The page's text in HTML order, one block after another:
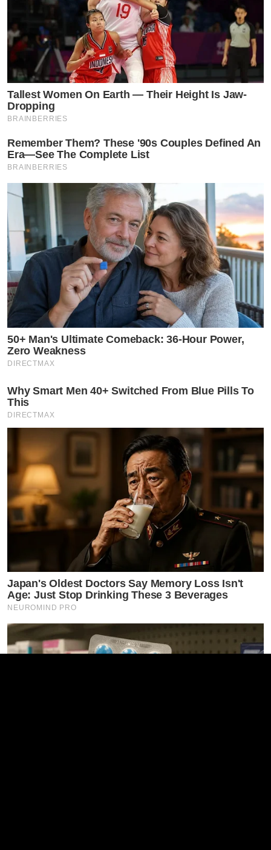
Tallest Women On Earth — Their Height Is Jaw-
Dropping
BRAINBERRIES
Remember Them? These '90s Couples Defined An
Era—See The Complete List
BRAINBERRIES
50+ Man's Ultimate Comeback: 36-Hour Power,
Zero Weakness
DIRECTMAX
Why Smart Men 40+ Switched From Blue Pills To
This
DIRECTMAX
Japan's Oldest Doctors Say Memory Loss Isn't
Age: Just Stop Drinking These 3 Beverages
NEUROMIND PRO